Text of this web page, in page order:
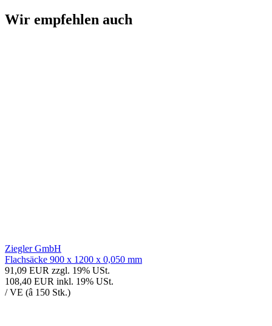
Wir empfehlen auch
Ziegler GmbH
Flachsäcke 900 x 1200 x 0,050 mm
91,09 EUR zzgl. 19% USt.
108,40 EUR inkl. 19% USt.
/ VE (â 150 Stk.)